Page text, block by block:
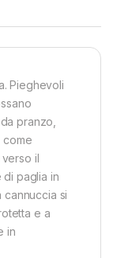
Pieghevoli
pranzo,
come
il
paglia in
cannuccia si
e a
in